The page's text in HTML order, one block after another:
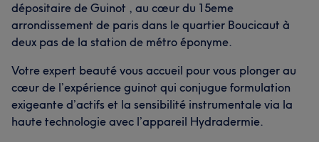
dépositaire de Guinot , au cœur du 15eme
arrondissement de paris dans le quartier Boucicaut à
deux pas de la station de métro éponyme.
Votre expert beauté vous accueil pour vous plonger au
cœur de l’expérience guinot qui conjugue formulation
exigeante d’actifs et la sensibilité instrumentale via la
haute technologie avec l’appareil Hydradermie.